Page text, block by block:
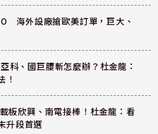
海外設廠搶歐美訂單，巨大、
科、國巨腰斬怎麼辦？杜金龍：
！
板欣興、南電接棒！杜金龍：看
升段首選